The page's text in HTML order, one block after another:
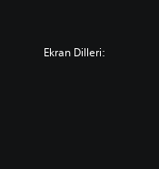
Ekran Dilleri: